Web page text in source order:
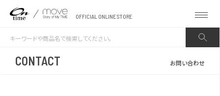
OFFICIAL ONLINE STORE
CONTACT お問い合わせ